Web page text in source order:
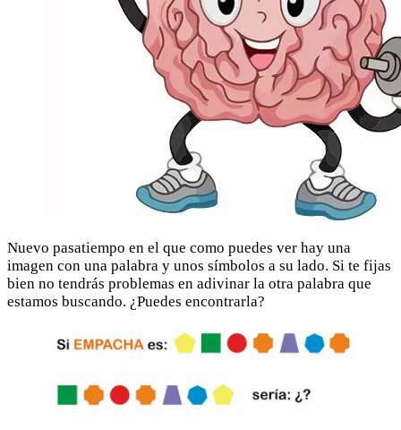
Nuevo pasatiempo en el que como puedes ver hay una
imagen con una palabra y unos símbolos a su lado. Si te fijas
bien no tendrás problemas en adivinar la otra palabra que
estamos buscando. ¿Puedes encontrarla?